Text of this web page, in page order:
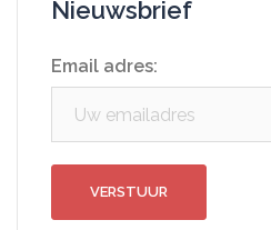
Nieuwsbrief
Email adres: